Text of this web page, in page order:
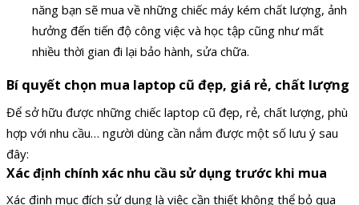
năng bạn sẽ mua về những chiếc máy kém chất lượng, ảnh
hưởng đến tiến độ công việc và học tập cũng như mất
nhiều thời gian đi lại bảo hành, sửa chữa.
Bí quyết chọn mua laptop cũ đẹp, giá rẻ, chất lượng
Để sở hữu được những chiếc laptop cũ đẹp, rẻ, chất lượng, phù
hợp với nhu cầu… người dùng cần nắm được một số lưu ý sau
đây:
Xác định chính xác nhu cầu sử dụng trước khi mua
Xác định mục đích sử dụng là việc cần thiết không thể bỏ qua